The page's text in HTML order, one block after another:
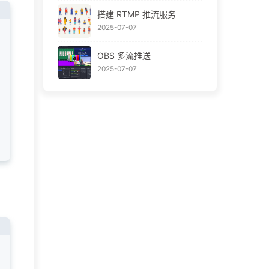
搭建 RTMP 推流服务
2025-07-07
OBS 多流推送
2025-07-07